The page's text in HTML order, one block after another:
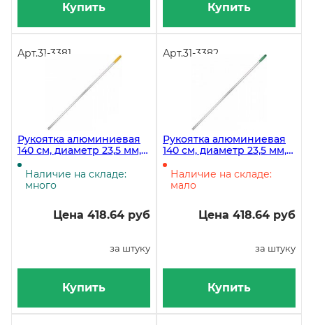
Купить Купить
Арт.31-3381
Рукоятка алюминиевая
140 см, диаметр 23,5 мм,
желтая, 50 штук
Наличие на складе:
много
Цена 418.64 руб
за штуку
Купить
Арт.31-3382
Рукоятка алюминиевая
140 см, диаметр 23,5 мм,
зеленая, 50 штук
Наличие на складе:
мало
Цена 418.64 руб
за штуку
Купить